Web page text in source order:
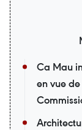
Ca Mau
en vue